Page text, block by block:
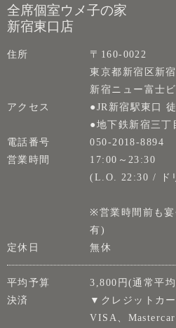
全席個室ウメ子の家
新宿東口店
住所
〒160-0022
東京都新宿区新
新宿ニュー富士
アクセス
●JR新宿駅東口
●地下鉄新宿三丁
電話番号
050-2018-8894
営業時間
17:00～23:30
(L.O. 22:30 / ド
※営業時間前も
有)
定休日
無休
平均予算
3,800円(通常平
決済
▼クレジットカ
VISA、